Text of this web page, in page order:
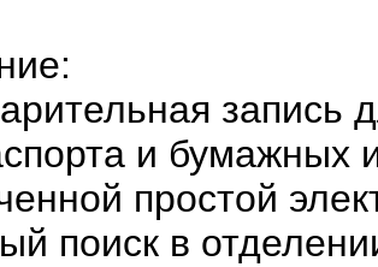
запись
и
простой
поиск в